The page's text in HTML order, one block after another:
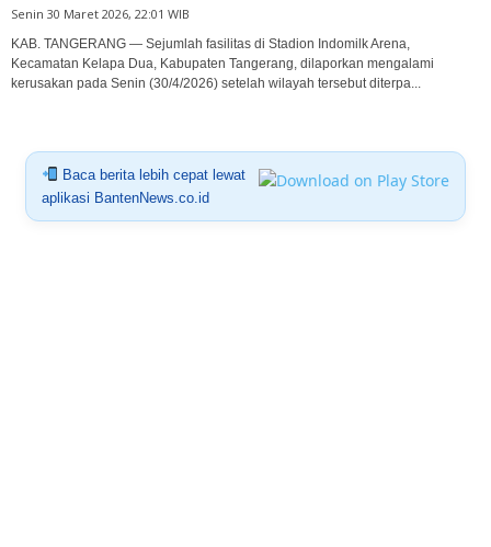
Senin 30 Maret 2026, 22:01 WIB
KAB. TANGERANG — Sejumlah fasilitas di Stadion Indomilk Arena,
Kecamatan Kelapa Dua, Kabupaten Tangerang, dilaporkan mengalami
kerusakan pada Senin (30/4/2026) setelah wilayah tersebut diterpa...
Baca berita lebih cepat lewat
aplikasi BantenNews.co.id